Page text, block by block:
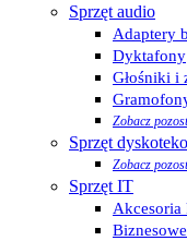
Sprzęt audio
Adaptery
Dyktafony
Głośniki i
Zobacz
Sprzęt
Zobacz
Sprzęt IT
Akcesoria